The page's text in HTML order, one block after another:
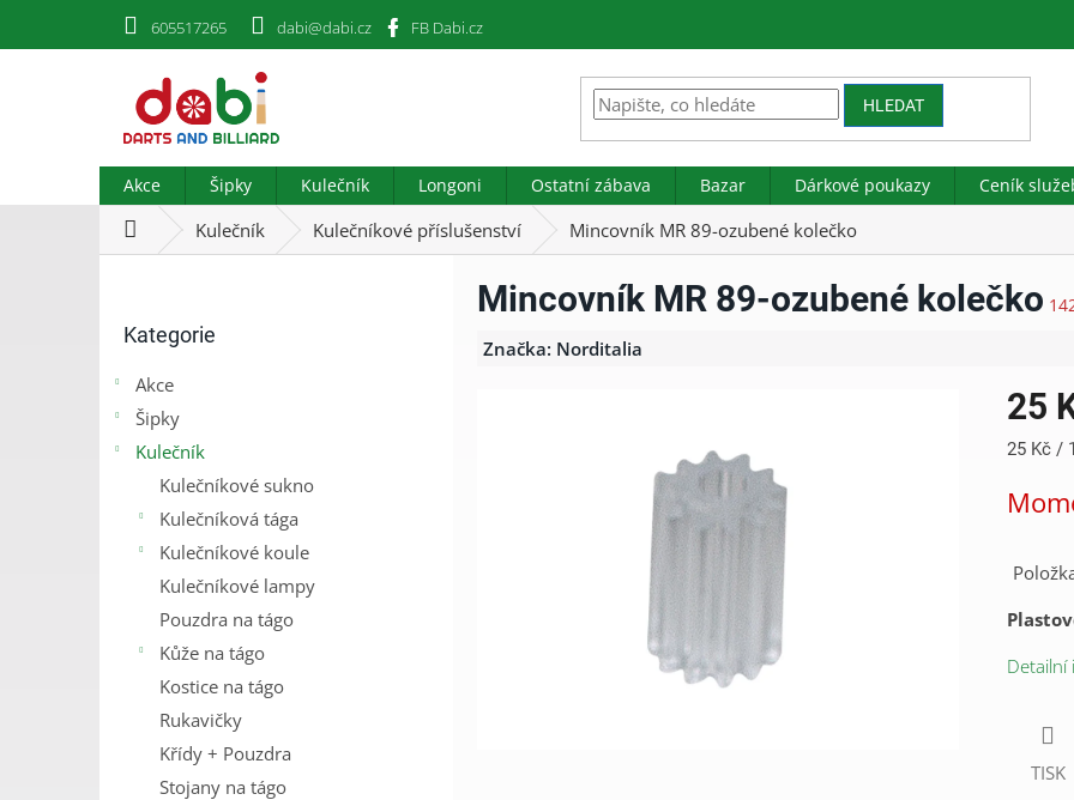
605517265 dabi@dabi.cz FB Dabi.cz
HLEDAT
Akce Šipky Kulečník Longoni Ostatní zábava Bazar Dárkové poukazy Ceník
DomůKulečník Kulečníkové příslušenství Mincovník MR 89-ozubené kolečko
kategorie
Kategorie
Akce
Šipky
Kulečník
Kulečníkové sukno
Kulečníková tága
Kulečníkové koule
Kulečníkové lampy
Pouzdra na tágo
Kůže na tágo
Kostice na tágo
Rukavičky
Křídy + Pouzdra
Stojany na tágo
Mincovník MR 89-ozubené kolečko
Značka: Norditalia
25
Měrná
25 Kč /
Detailní
TISK